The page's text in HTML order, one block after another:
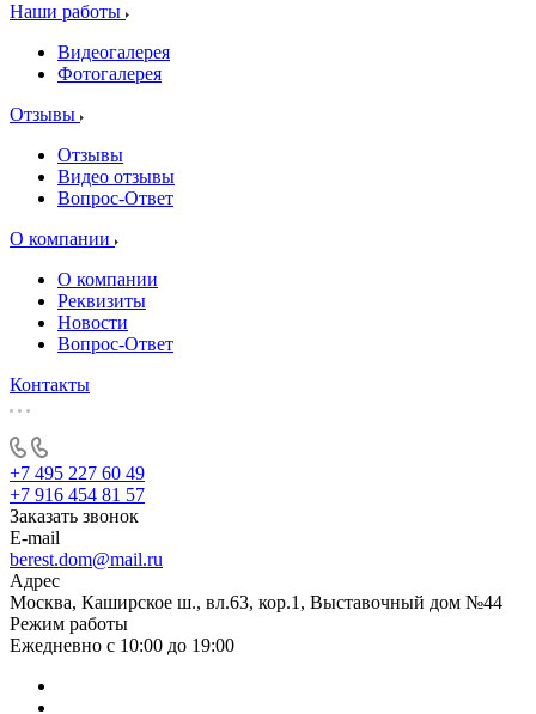
Наши работы
Видеогалерея
Фотогалерея
Отзывы
Отзывы
Видео отзывы
Вопрос-Ответ
О компании
О компании
Реквизиты
Новости
Вопрос-Ответ
Контакты
+7 495 227 60 49
+7 916 454 81 57
Заказать звонок
E-mail
berest.dom@mail.ru
Адрес
Москва, Каширское ш., вл.63, кор.1, Выставочный дом №44
Режим работы
Ежедневно с 10:00 до 19:00